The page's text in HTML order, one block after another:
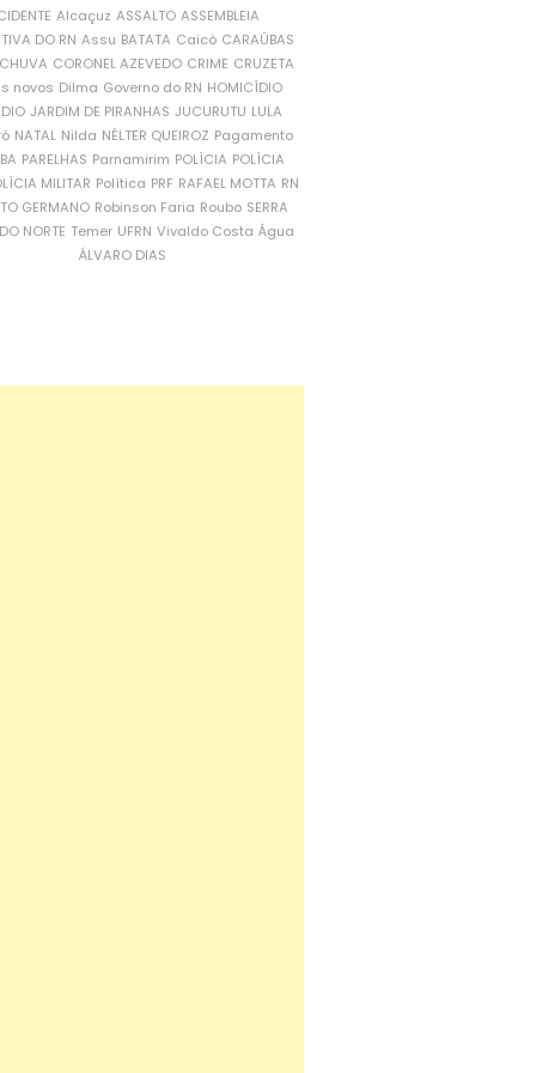
Alcaçuz ASSALTO ASSEMBLEIA
DO RN Assu BATATA Caicó CARAÚBAS
CORONEL AZEVEDO CRIME CRUZETA
novos Dilma Governo do RN HOMICÍDIO
JARDIM DE PIRANHAS JUCURUTU LULA
NATAL Nilda NÉLTER QUEIROZ Pagamento
PARELHAS Parnamirim POLÍCIA POLÍCIA
MILITAR Política PRF RAFAEL MOTTA RN
GERMANO Robinson Faria Roubo SERRA
NORTE Temer UFRN Vivaldo Costa Água
ÁLVARO DIAS